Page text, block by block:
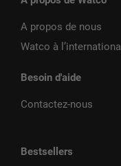
A propos de nous
Watco à l’international
Besoin d'aide
Contactez-nous
Bestsellers